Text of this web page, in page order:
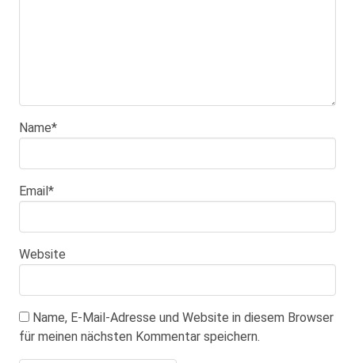
Name*
Email*
Website
Name, E-Mail-Adresse und Website in diesem Browser
für meinen nächsten Kommentar speichern.